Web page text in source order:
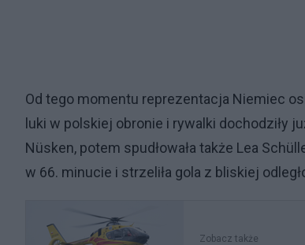
Od tego momentu reprezentacja Niemiec
luki w polskiej obronie i rywalki dochodziły
Nüsken, potem spudłowała także Lea
w 66. minucie i strzeliła gola z bliskiej
Zobacz także